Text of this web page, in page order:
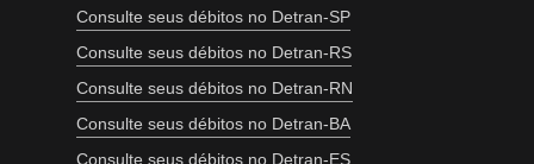
Consulte seus débitos no Detran-SP
Consulte seus débitos no Detran-RS
Consulte seus débitos no Detran-RN
Consulte seus débitos no Detran-BA
Consulte seus débitos no Detran-ES